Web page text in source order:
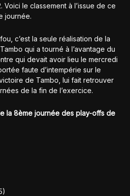
Voici le classement à l’issue de ce
journée.
c’est la seule réalisation de la
qui a tourné à l’avantage du
qui devait avoir lieu le mercredi
faute d’intempérie sur le
de Tambo, lui fait retrouver
de la fin de l’exercice.
la 8ème journée des play-offs de